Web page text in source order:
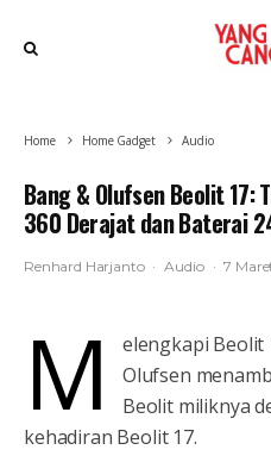
Home Home Gadget Audio
Bang & Olufsen Beolit 17:
360 Derajat dan Baterai
Renhard Harjanto · Audio · 7
M
elengkapi Beolit
Olufsen
Beolit miliknya
kehadiran Beolit 17.